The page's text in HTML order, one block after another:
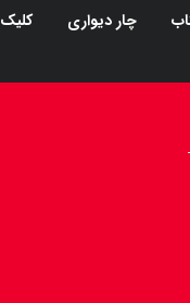
چار دیواری کلیک